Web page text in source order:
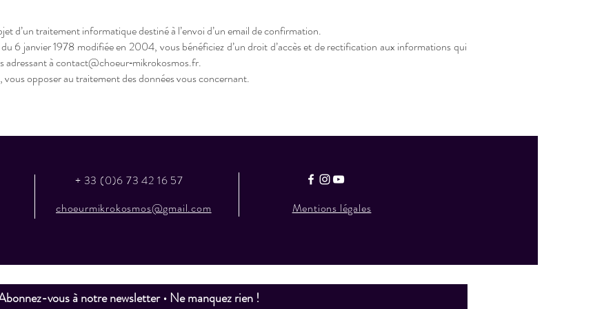
d’un traitement informatique destiné à l’envoi d’un email de confirmation.
6 janvier 1978 modifiée en 2004, vous bénéficiez d’un droit d’accès et de rectification aux informations qui
adressant à contact@choeur‑mikrokosmos.fr.
opposer au traitement des données vous concernant.
+ 33 (0)6 73 42 16 57
choeurmikrokosmos@gmail.com
Mentions légales
vous à notre newsletter • Ne manquez rien !